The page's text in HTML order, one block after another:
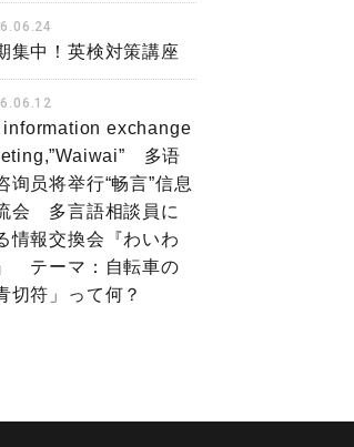
集中！英検対策講座
information exchange
多语
询员将举行“畅言”信息
会 多言語相談員に
情報交換会『わいわ
テーマ：自転車の
切符」って何？